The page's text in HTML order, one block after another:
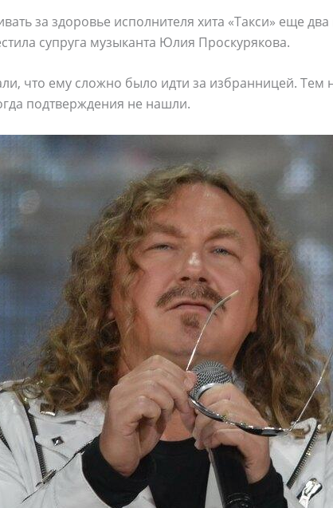
за здоровье исполнителя хита «Такси» еще
супруга музыканта Юлия Проскурякова.
что ему сложно было идти за избранницей. Тем
подтверждения не нашли.